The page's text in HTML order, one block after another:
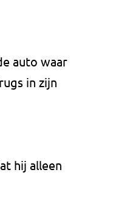
auto waar
in zijn
hij alleen